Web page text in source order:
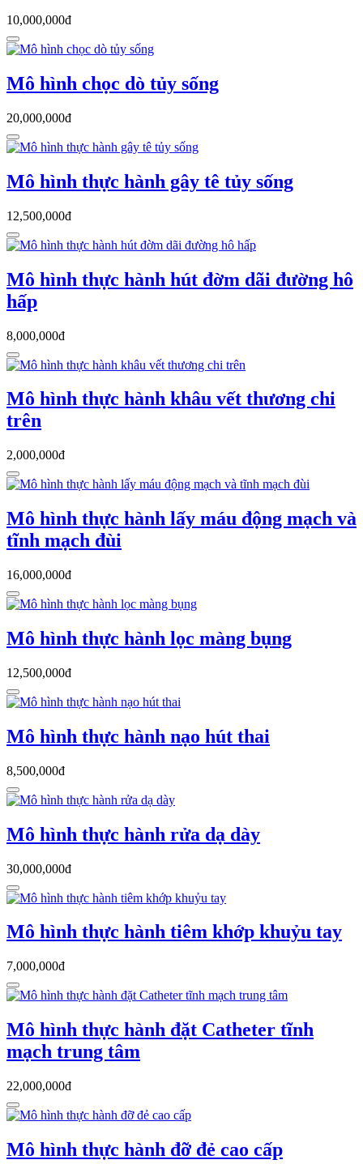
10,000,000đ
Mô hình chọc dò tủy sống
20,000,000đ
Mô hình thực hành gây tê tủy sống
12,500,000đ
Mô hình thực hành hút đờm dãi đường hô
hấp
8,000,000đ
Mô hình thực hành khâu vết thương chi
trên
2,000,000đ
Mô hình thực hành lấy máu động mạch và
tĩnh mạch đùi
16,000,000đ
Mô hình thực hành lọc màng bụng
12,500,000đ
Mô hình thực hành nạo hút thai
8,500,000đ
Mô hình thực hành rửa dạ dày
30,000,000đ
Mô hình thực hành tiêm khớp khuỷu tay
7,000,000đ
Mô hình thực hành đặt Catheter tĩnh
mạch trung tâm
22,000,000đ
Mô hình thực hành đỡ đẻ cao cấp